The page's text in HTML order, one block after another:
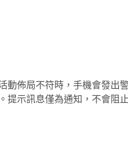
動佈局不符時，手機會發出
提示訊息僅為通知，不會阻